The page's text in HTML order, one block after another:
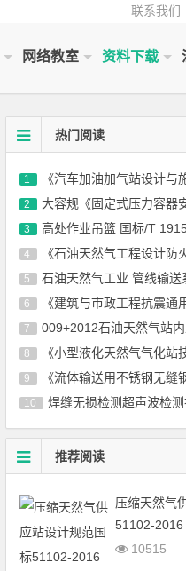
联系我们
网络教室 资料下载
热门阅读
1 《汽车加油加气站设计与施工规范》
2 大容规《固定式压力容器安全技术
3 高处作业吊篮 国标/T
4 《石油天然气工程设计防火规范
5 石油天然气工业 管线输送系统
6 《建筑与市政工程抗震通用规
7 009+2012石油天然气站内工艺管道工程施工规范
8 《小型液化天然气气化站技术规程》
9 《流体输送用不锈钢无缝钢管
10 焊缝无损检测超声波检测技术、检测等级
推荐阅读
压缩天然气
51102-2016
10515